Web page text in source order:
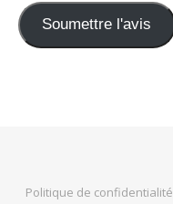
Soumettre l'avis
Politique de confidentialité